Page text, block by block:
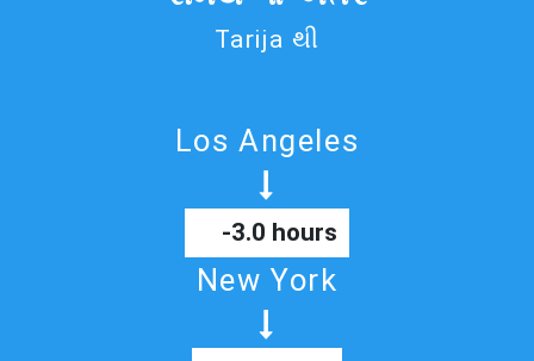
Tarija થી
Los Angeles
-3.0 hours
New York